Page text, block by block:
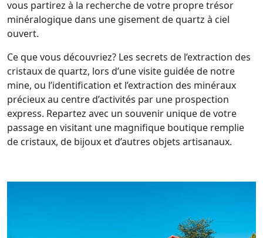
vous partirez à la recherche de votre propre trésor
minéralogique dans une gisement de quartz à ciel
ouvert.
Ce que vous découvriez? Les secrets de l’extraction des
cristaux de quartz, lors d’une visite guidée de notre
mine, ou l’identification et l’extraction des minéraux
précieux au centre d’activités par une prospection
express. Repartez avec un souvenir unique de votre
passage en visitant une magnifique boutique remplie
de cristaux, de bijoux et d’autres objets artisanaux.